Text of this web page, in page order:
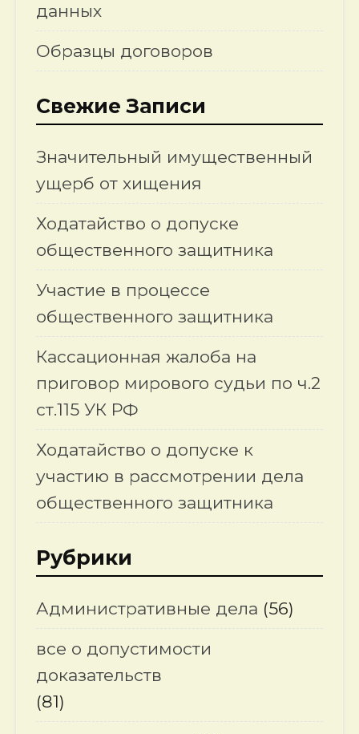
данных
Образцы договоров
Свежие Записи
Значительный имущественный
ущерб от хищения
Ходатайство о допуске
общественного защитника
Участие в процессе
общественного защитника
Кассационная жалоба на
приговор мирового судьи по ч.2
ст.115 УК РФ
Ходатайство о допуске к
участию в рассмотрении дела
общественного защитника
Рубрики
Административные дела (56)
все о допустимости
доказательств
(81)